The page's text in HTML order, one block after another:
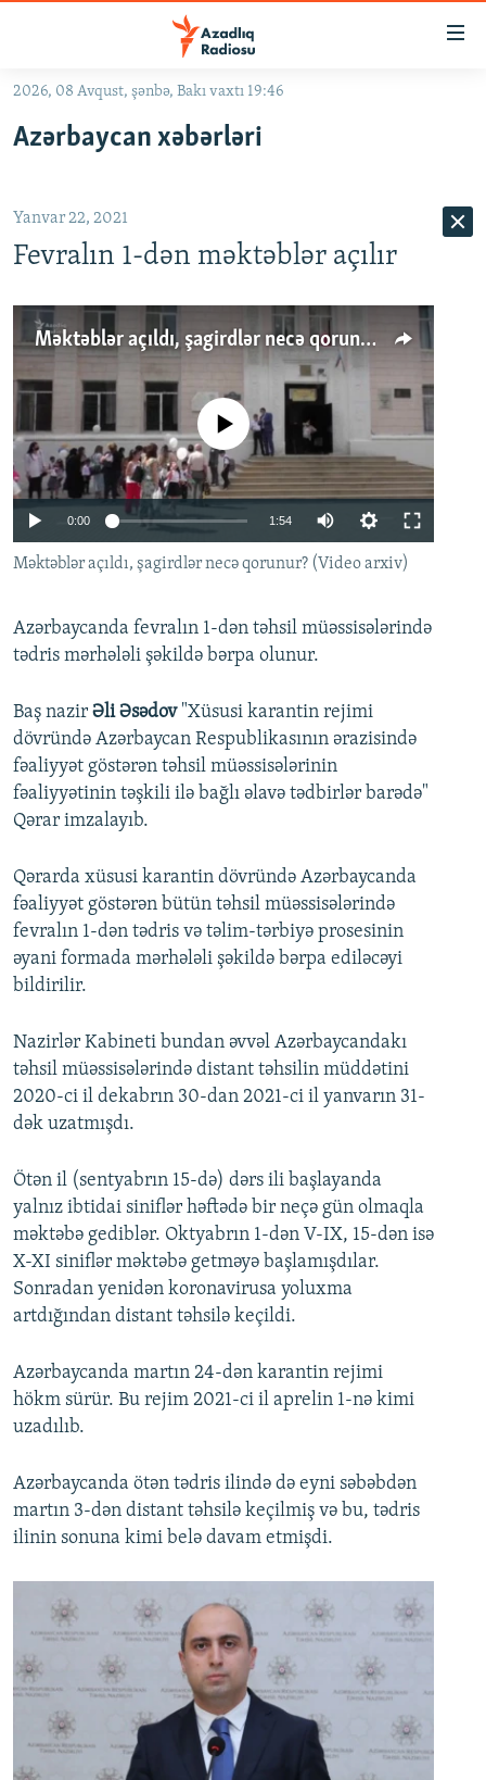
Əsas
qayıt
qayıt
Axtarışa
QANUNI DOĞRU
ARAŞDIRMA
MULTIMEDIA
VIDEO
FOTOQALEREYA
İNFOQRAFIKA
KARIKATURA
RADIO ARXIV
OXU ZALI
AZƏRBAYCAN ƏDƏBIYYATI KITABXANASI
İSLAM VƏ DEMOKRATIYA
HAQQIMIZDA
MISSIYAMIZ
PEŞƏ ETIKASI VƏ JURNALISTIKA STANDARTLARIMIZ
AZADLIQRADIOSU MOBIL TELEFONUNUZDA
BIZIMLƏ ƏLAQƏ
XƏBƏR BÜLLETENLƏRIMIZ
BIZI IZLƏ
RFE/RL-in bütün saytları
2026, 08 Avqust, şənbə, Bakı vaxtı 19:46
Azərbaycan xəbərləri
Yanvar 22, 2021
Fevralın 1-dən məktəblər açılır
Məktəblər açıldı, şagirdlər necə qorunur?
Auto 240p 360p 480p
No media source currently available
0:00 1:54
240p
480p
1080p
Məktəblər açıldı, şagirdlər necə qorunur? (Video arxiv)
Azərbaycanda fevralın 1-dən təhsil müəssisələrində
tədris mərhələli şəkildə bərpa olunur.
Baş nazir Əli Əsədov"Xüsusi karantin rejimi
dövründə Azərbaycan Respublikasının ərazisində
fəaliyyət göstərən təhsil müəssisələrinin
fəaliyyətinin təşkili ilə bağlı əlavə tədbirlər barədə"
Qərar imzalayıb.
Qərarda xüsusi karantin dövründə Azərbaycanda
fəaliyyət göstərən bütün təhsil müəssisələrində
fevralın 1-dən tədris və təlim-tərbiyə prosesinin
əyani formada mərhələli şəkildə bərpa ediləcəyi
bildirilir.
Nazirlər Kabineti bundan əvvəl Azərbaycandakı
təhsil müəssisələrində distant təhsilin müddətini
2020-ci il dekabrın 30-dan 2021-ci il yanvarın 31-
dək uzatmışdı.
Ötən il (sentyabrın 15-də) dərs ili başlayanda
yalnız ibtidai siniflər həftədə bir neçə gün olmaqla
məktəbə gediblər. Oktyabrın 1-dən V-IX, 15-dən isə
X-XI siniflər məktəbə getməyə başlamışdılar.
Sonradan yenidən koronavirusa yoluxma
artdığından distant təhsilə keçildi.
Azərbaycanda martın 24-dən karantin rejimi
hökm sürür. Bu rejim 2021-ci il aprelin 1-nə kimi
uzadılıb.
Azərbaycanda ötən tədris ilində də eyni səbəbdən
martın 3-dən distant təhsilə keçilmiş və bu, tədris
ilinin sonuna kimi belə davam etmişdi.